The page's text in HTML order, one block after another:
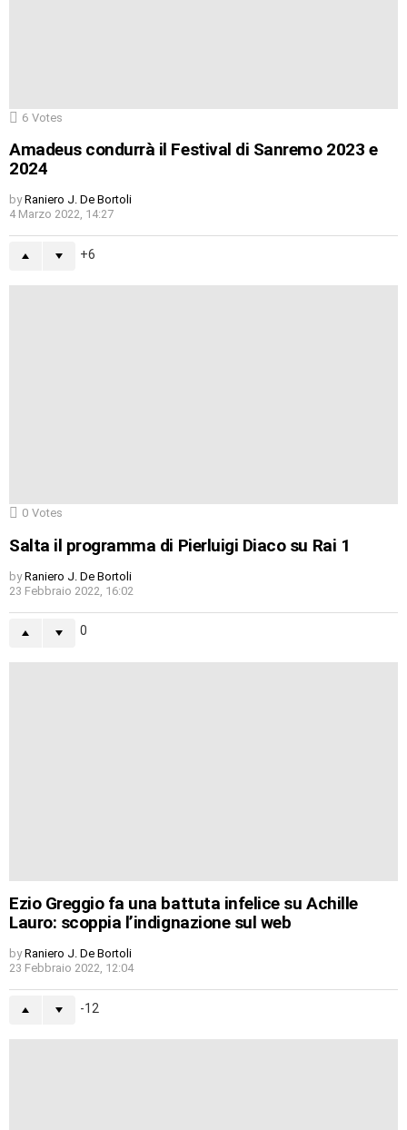
6 Votes
Amadeus condurrà il Festival di Sanremo 2023 e
2024
by Raniero J. De Bortoli
4 Marzo 2022, 14:27
6
0 Votes
Salta il programma di Pierluigi Diaco su Rai 1
by Raniero J. De Bortoli
23 Febbraio 2022, 16:02
0
Ezio Greggio fa una battuta infelice su Achille
Lauro: scoppia l’indignazione sul web
by Raniero J. De Bortoli
23 Febbraio 2022, 12:04
-12